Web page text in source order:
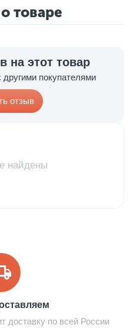
товаре
на этот товар
покупателями
отзыв
найдены
доставку по всей России